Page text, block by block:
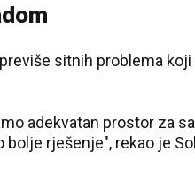
sitnih problema
adekvatan prostor za
rješenje", rekao je